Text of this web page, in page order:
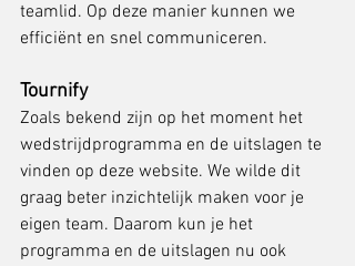
teamlid. Op deze manier kunnen we
efficiënt en snel communiceren.
Tournify
Zoals bekend zijn op het moment het
wedstrijdprogramma en de uitslagen te
vinden op deze website. We wilde dit
graag beter inzichtelijk maken voor je
eigen team. Daarom kun je het
programma en de uitslagen nu ook